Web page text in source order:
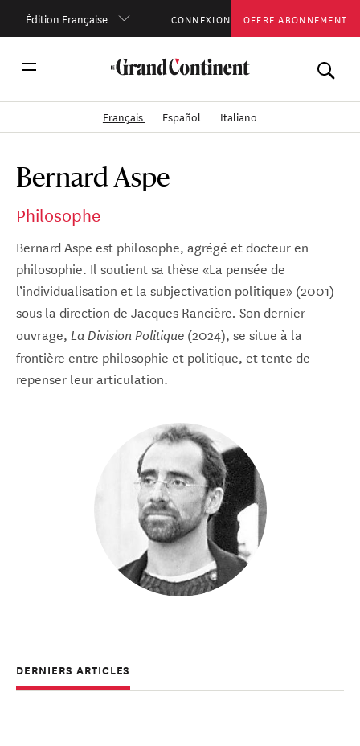
Édition Française CONNEXION OFFRE ABONNEMENT
Français Español Italiano
Bernard Aspe
Philosophe
Bernard Aspe est philosophe, agrégé et docteur en
philosophie. Il soutient sa thèse «La pensée de
l’individualisation et la subjectivation politique» (2001)
sous la direction de Jacques Rancière. Son dernier
ouvrage, La Division Politique (2024), se situe à la
frontière entre philosophie et politique, et tente de
repenser leur articulation.
DERNIERS ARTICLES